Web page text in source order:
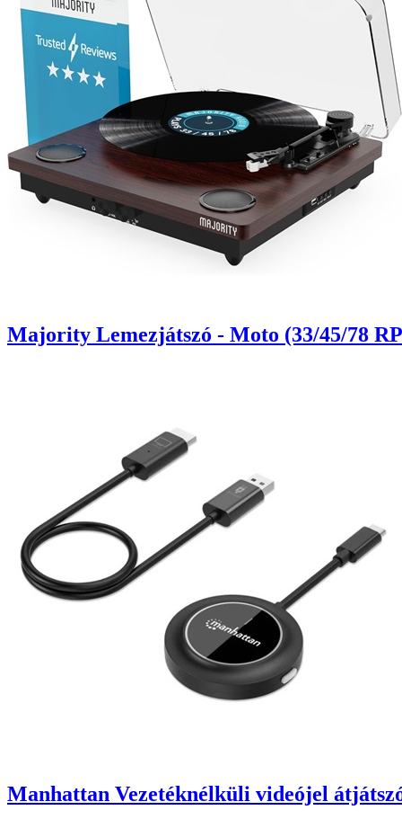
Majority Lemezjátszó - Moto (33/45/78
Manhattan Vezetéknélküli videójel